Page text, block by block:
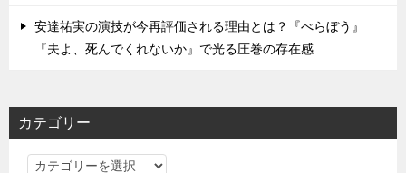
安達祐実の演技が今再評価される理由とは？『べらぼう』
『夫よ、死んでくれないか』で光る圧巻の存在感
カテゴリー
カ